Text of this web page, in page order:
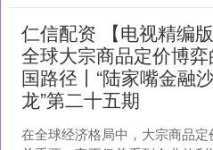
仁信配资 【电视精编版
全球大宗商品定价博弈
国路径丨“陆家嘴金融
龙”第二十五期
在全球经济格局中，大宗商品定